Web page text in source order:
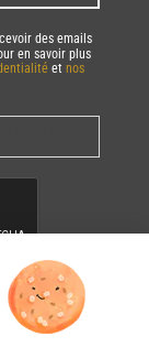
des emails
en savoir plus
et nos